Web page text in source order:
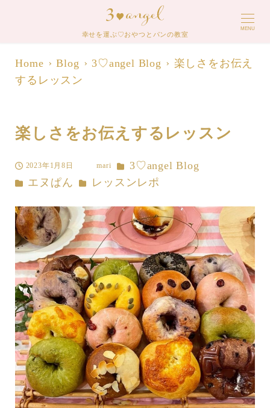
幸せを運ぶ♡おやつとパンの教室
MENU
Home Blog 3♡angel Blog
楽しさをお伝え
するレッスン
楽しさをお伝えするレッスン
投稿日
2023年1月8日
者
mari カテゴリー
3♡angel Blog
カテゴリー
エヌぱん カテゴリー
レッスンレポ